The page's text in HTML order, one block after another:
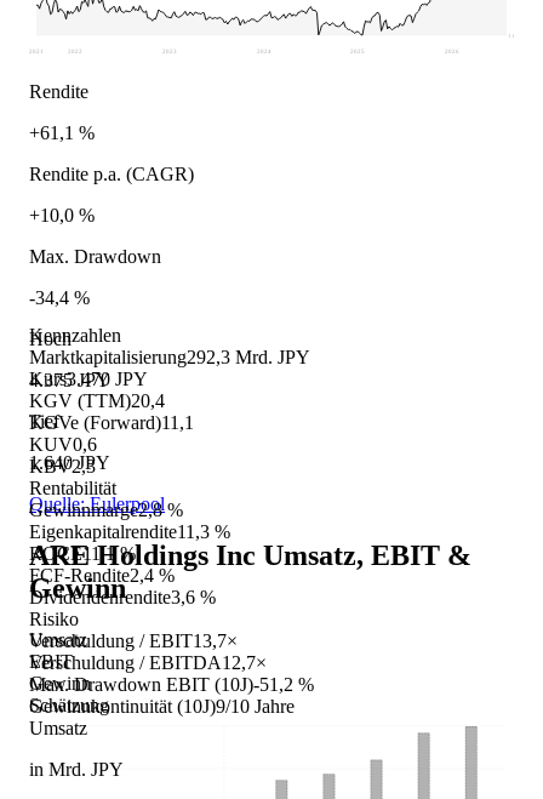
Kennzahlen
Marktkapitalisierung292,3 Mrd. JPY
Kurs3.470 JPY
KGV (TTM)20,4
KGVe (Forward)11,1
KUV0,6
KBV2,3
Rentabilität
Gewinnmarge2,8 %
Eigenkapitalrendite11,3 %
ROCE11,1 %
FCF-Rendite2,4 %
Dividendenrendite3,6 %
Risiko
Verschuldung / EBIT13,7×
Verschuldung / EBITDA12,7×
Max. Drawdown EBIT (10J)-51,2 %
Gewinnkontinuität (10J)9/10 Jahre
Umsatz
in Mrd. JPY
1.640
2021 2022 2023 2024 2025 2026
Rendite
+61,1 %
Rendite p.a. (CAGR)
+10,0 %
Max. Drawdown
-34,4 %
Hoch
4.375 JPY
Tief
1.640 JPY
Quelle: Eulerpool
ARE Holdings Inc Umsatz, EBIT &
Gewinn
Umsatz
EBIT
Gewinn
Schätzung